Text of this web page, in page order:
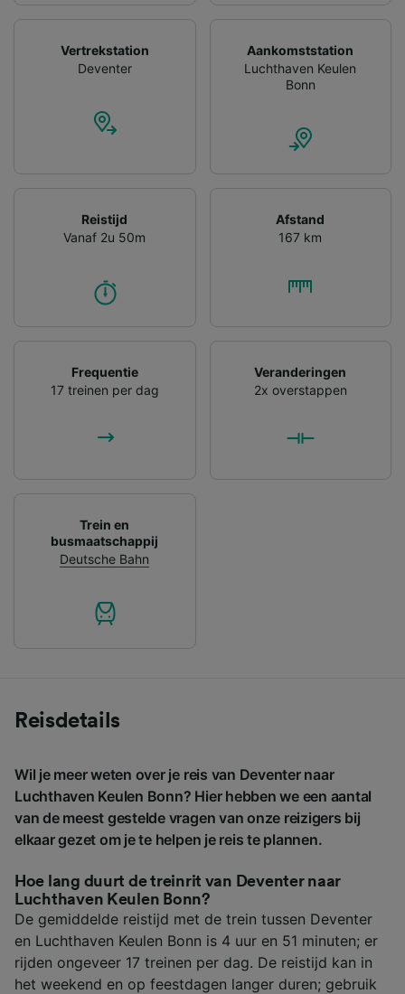
Vertrekstation
Deventer
Aankomststation
Luchthaven Keulen
Bonn
Reistijd
Vanaf 2u 50m
Afstand
167 km
Frequentie
17 treinen per dag
Veranderingen
2x overstappen
Trein en
busmaatschappij
Deutsche Bahn
Reisdetails
Wil je meer weten over je reis van Deventer naar
Luchthaven Keulen Bonn? Hier hebben we een aantal
van de meest gestelde vragen van onze reizigers bij
elkaar gezet om je te helpen je reis te plannen.
Hoe lang duurt de treinrit van Deventer naar
Luchthaven Keulen Bonn?
De gemiddelde reistijd met de trein tussen Deventer
en Luchthaven Keulen Bonn is 4 uur en 51 minuten; er
rijden ongeveer 17 treinen per dag. De reistijd kan in
het weekend en op feestdagen langer duren; gebruik
gevraagd om je niet te volgen.
voor de volgende doeleinden:
Precieze geolocatiegegevens gebruiken. De
identificatie. Informatie op een apparaat
opslaan en/of openen. Gepersonaliseerde
advertenties en content, advertentie- en
contentmetingen, doelgroepenonderzoek en
ontwikkeling van diensten.
Partnerlijst (derden)